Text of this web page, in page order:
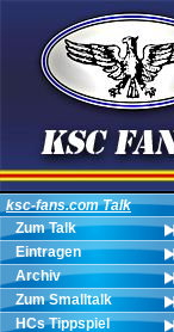
ksc-fans.com Talk
Zum Talk
Eintragen
Archiv
Zum Smalltalk
HCs Tippspiel